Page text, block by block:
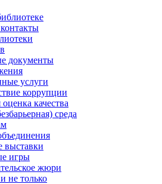
документы
услуги
коррупции
качества
среда
выставки
игры
жюри
не только